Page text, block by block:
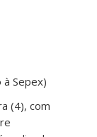
Sepex)
(4), com